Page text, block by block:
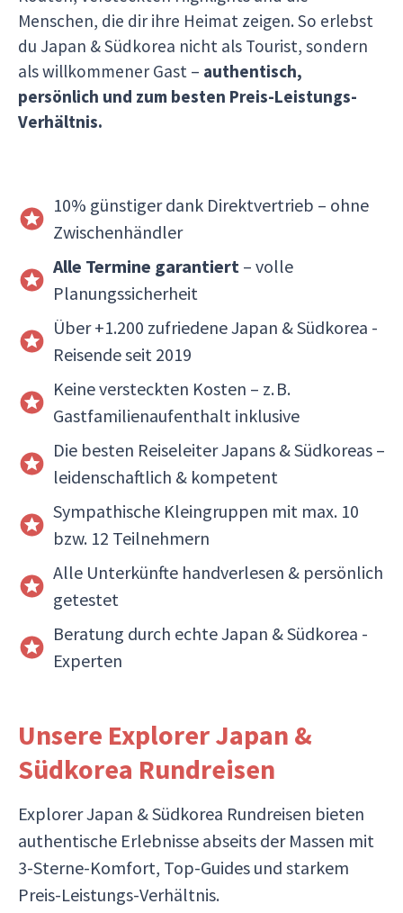
Menschen, die dir ihre Heimat zeigen. So erlebst
du Japan & Südkorea nicht als Tourist, sondern
als willkommener Gast – authentisch,
persönlich und zum besten Preis-Leistungs-
Verhältnis.
10% günstiger dank Direktvertrieb – ohne
Zwischenhändler
Alle Termine garantiert– volle
Planungssicherheit
Über +1.200 zufriedene Japan & Südkorea -
Reisende seit 2019
Keine versteckten Kosten – z. B.
Gastfamilienaufenthalt inklusive
Die besten Reiseleiter Japans & Südkoreas –
leidenschaftlich & kompetent
Sympathische Kleingruppen mit max. 10
bzw. 12 Teilnehmern
Alle Unterkünfte handverlesen & persönlich
getestet
Beratung durch echte Japan & Südkorea -
Experten
Unsere Explorer Japan &
Südkorea Rundreisen
Explorer Japan & Südkorea Rundreisen bieten
authentische Erlebnisse abseits der Massen mit
3-Sterne-Komfort, Top-Guides und starkem
Preis-Leistungs-Verhältnis.